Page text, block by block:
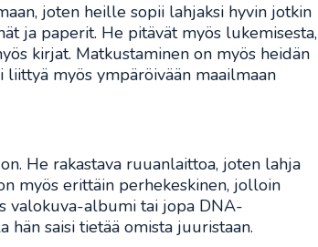
joten heille sopii lahjaksi hyvin jotkin
ja paperit. He pitävät myös lukemisesta,
kirjat. Matkustaminen on myös heidän
myös ympäröivään maailmaan
He rakastava ruuanlaittoa, joten lahja
myös erittäin perhekeskinen, jolloin
valokuva-albumi tai jopa DNA-
hän saisi tietää omista juuristaan.